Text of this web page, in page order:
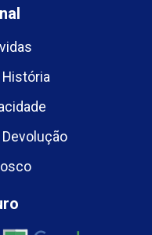
História